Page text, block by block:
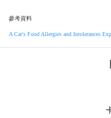
參考資料
A Cat's Food Allergies and Intolerances